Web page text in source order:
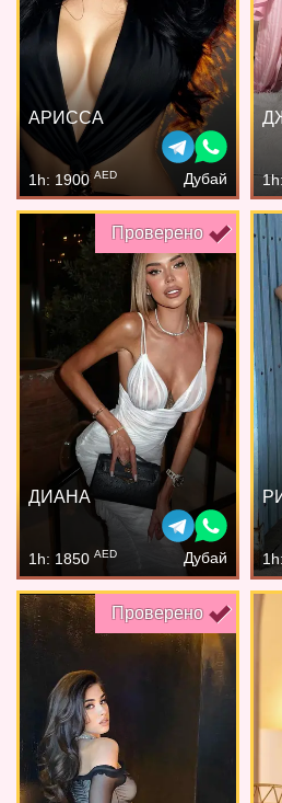
АРИССА
1h: 1900 AED Дубай
Проверено
ДИАНА
1h: 1850 AED Дубай
Проверено